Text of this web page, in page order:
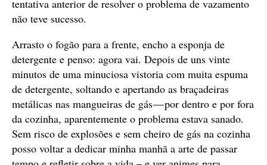
tentativa anterior de resolver o problema de vazamento
não teve sucesso.
Arrasto o fogão para a frente, encho a esponja de
detergente e penso: agora vai. Depois de uns vinte
minutos de uma minuciosa vistoria com muita espuma
de detergente, soltando e apertando as braçadeiras
metálicas nas mangueiras de gás — por dentro e por fora
da cozinha, aparentemente o problema estava sanado.
Sem risco de explosões e sem cheiro de gás na cozinha
posso voltar a dedicar minha manhã a arte de passar